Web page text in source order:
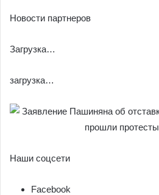
Новости партнеров
Загрузка…
загрузка…
Наши соцсети
Facebook